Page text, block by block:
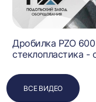
Дробилка PZO
стеклопластика -
ВСЕ ВИДЕО